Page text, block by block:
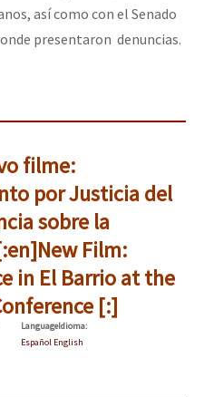
así como con el Senado
presentaron denuncias.
filme:
por Justicia del
sobre la
Film:
in El Barrio at the
[:]
LanguageIdioma:
Español English